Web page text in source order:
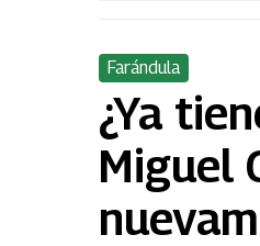
Farándula
¿Ya
Miguel